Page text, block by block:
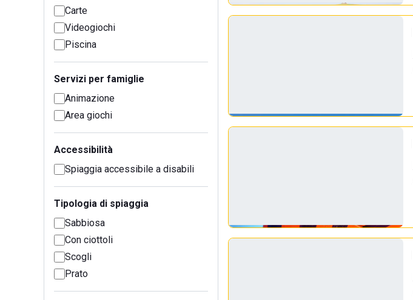
Carte
Videogiochi
Piscina
Servizi per famiglie
Animazione
Area giochi
Accessibilità
Spiaggia accessibile a disabili
Tipologia di spiaggia
Sabbiosa
Con ciottoli
Scogli
Prato